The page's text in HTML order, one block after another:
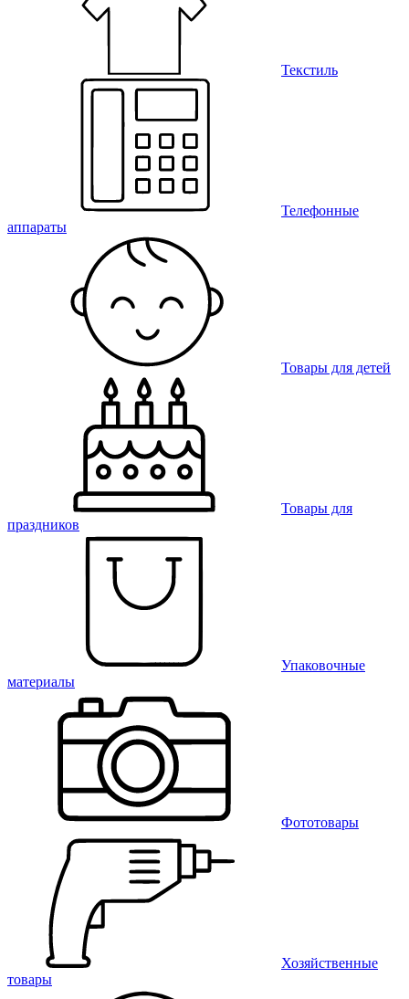
Текстиль
Телефонные
аппараты
Товары для детей
Товары для
праздников
Упаковочные
материалы
Фототовары
Хозяйственные
товары